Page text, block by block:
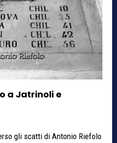
a Jatrinoli e
gli scatti di Antonio Riefolo